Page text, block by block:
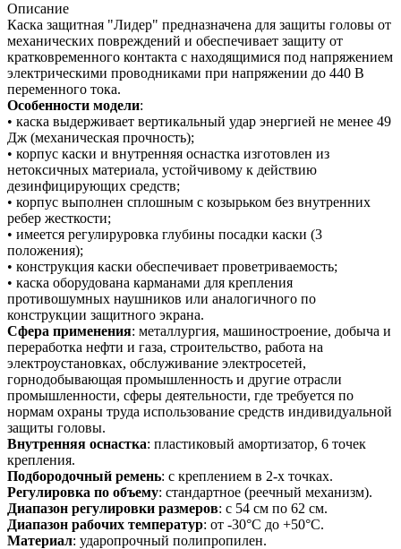
Описание
Каска защитная "Лидер" предназначена для защиты головы от
механических повреждений и обеспечивает защиту от
кратковременного контакта с находящимися под напряжением
электрическими проводниками при напряжении до 440 В
переменного тока.
Особенности модели:
• каска выдерживает вертикальный удар энергией не менее 49
Дж (механическая прочность);
• корпус каски и внутренняя оснастка изготовлен из
нетоксичных материала, устойчивому к действию
дезинфицирующих средств;
• корпус выполнен сплошным с козырьком без внутренних
ребер жесткости;
• имеется регулируровка глубины посадки каски (3
положения);
• конструкция каски обеспечивает проветриваемость;
• каска оборудована карманами для крепления
противошумных наушников или аналогичного по
конструкции защитного экрана.
Сфера применения: металлургия, машиностроение, добыча и
переработка нефти и газа, строительство, работа на
электроустановках, обслуживание электросетей,
горнодобывающая промышленность и другие отрасли
промышленности, сферы деятельности, где требуется по
нормам охраны труда использование средств индивидуальной
защиты головы.
Внутренняя оснастка: пластиковый амортизатор, 6 точек
крепления.
Подбородочный ремень: с креплением в 2-х точках.
Регулировка по объему: стандартное (реечный механизм).
Диапазон регулировки размеров: с 54 см по 62 см.
Диапазон рабочих температур: от -30°C до +50°C.
Материал: ударопрочный полипропилен.